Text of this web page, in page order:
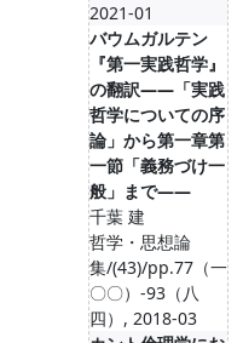
2021-01
バウムガルテン
『第一実践哲学』
の翻訳――「実践
哲学についての序
論」から第一章第
一節「義務づけ一
般」まで――
千葉 建
哲学・思想論
集/(43)/pp.77（一
〇〇）-93（八
四）, 2018-03